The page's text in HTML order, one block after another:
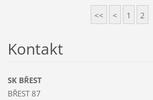
<< < 1 2
Kontakt
SK BŘEST
BŘEST 87